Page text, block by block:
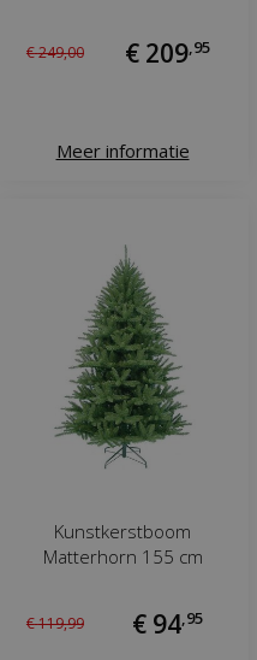
€249,00 € 209, 95
Meer informatie
Kunstkerstboom
Matterhorn 155 cm
€119,99 € 94 95